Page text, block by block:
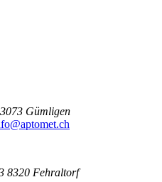
Gümligen
8320 Fehraltorf